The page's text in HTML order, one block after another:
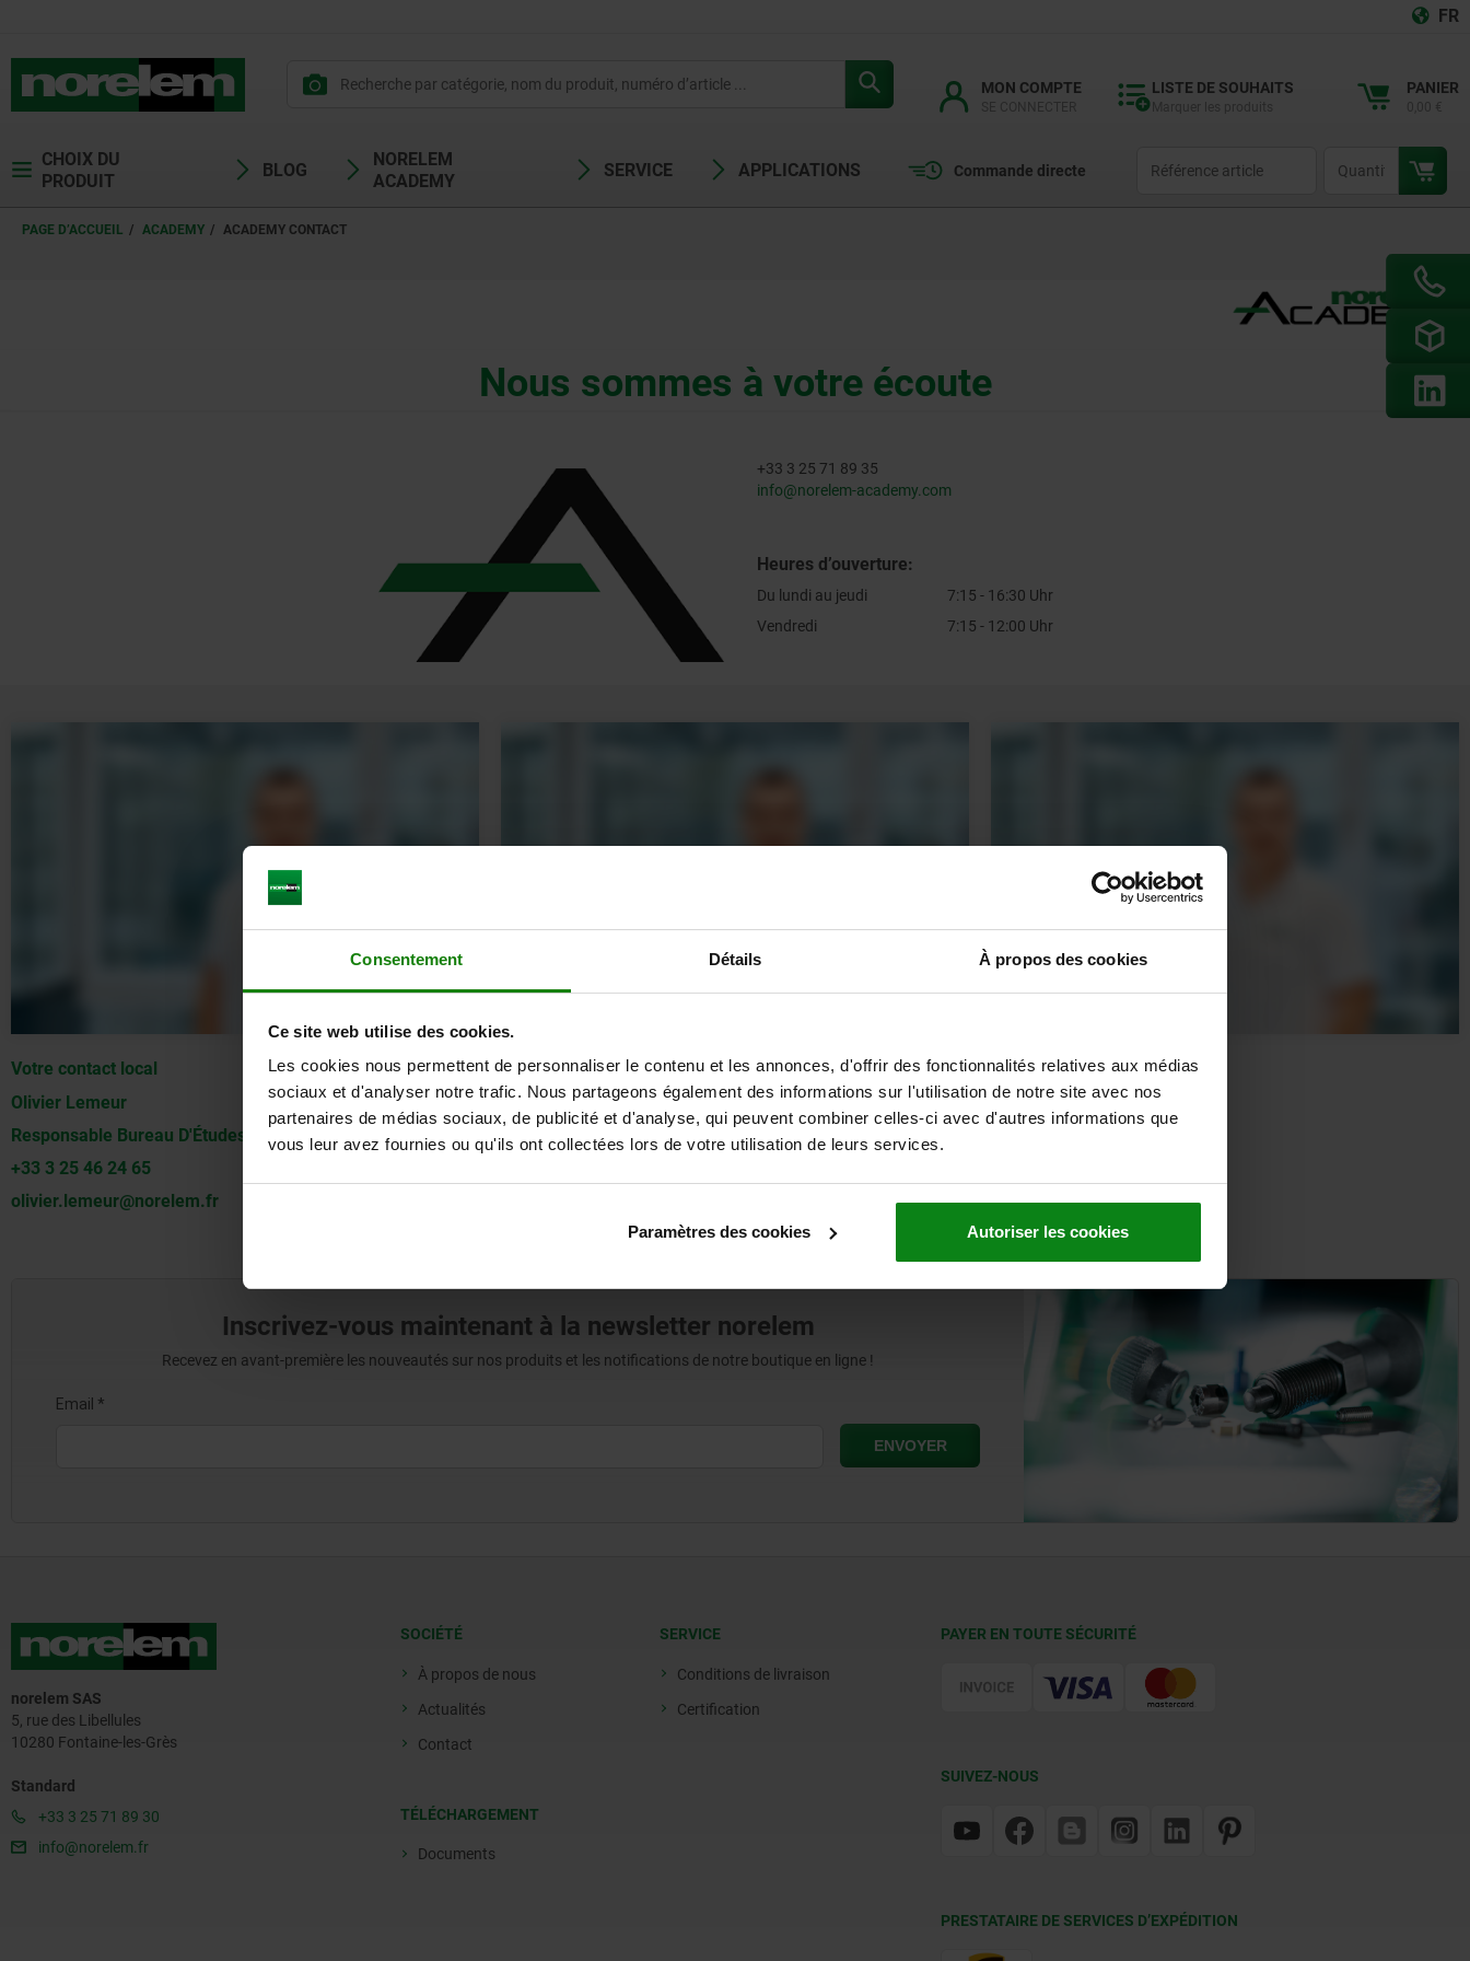
Consentement Détails À propos des cookies
Ce site web utilise des cookies.
Les cookies nous permettent de personnaliser le contenu et les annonces, d'offrir des fonctionnalités relatives aux médias
sociaux et d'analyser notre trafic. Nous partageons également des informations sur l'utilisation de notre site avec nos
partenaires de médias sociaux, de publicité et d'analyse, qui peuvent combiner celles-ci avec d'autres informations que
vous leur avez fournies ou qu'ils ont collectées lors de votre utilisation de leurs services.
Paramètres des cookies Autoriser les cookies
FR
MON COMPTE LISTE DE SOUHAITS PANIER
CHOIX DU
PRODUIT
BLOG
NORELEM
ACADEMY
SERVICE APPLICATIONS Commande directe
PAGE D’ACCUEIL ACADEMY ACADEMY CONTACT
Nous sommes à votre écoute
+33 3 25 71 89 35
info@norelem-academy.com
Heures d’ouverture:
Du lundi au jeudi
Vendredi
7:15 - 16:30 Uhr
7:15 - 12:00 Uhr
Votre contact local
Olivier Lemeur
Responsable Bureau D'Études
+33 3 25 46 24 65
olivier.lemeur@norelem.fr
Votre contact local
Ophelie Jougier
Chargé De Communication Et Marketing
Votre contact local
Fabien Coudrat
fabien.coudrat@norelem.fr
Inscrivez-vous maintenant à la newsletter norelem
Recevez en avant-première les nouveautés sur nos produits et les notifications de notre boutique en ligne !
norelem SAS
5, rue des Libellules
10280 Fontaine-les-Grès
Standard
+33 3 25 71 89 30
info@norelem.fr
SOCIÉTÉ
À propos de nous
Actualités
Contact
TÉLÉCHARGEMENT
Documents
SERVICE
Conditions de livraison
Certification
PAYER EN TOUTE SÉCURITÉ
SUIVEZ-NOUS
PRESTATAIRE DE SERVICES D’EXPÉDITION